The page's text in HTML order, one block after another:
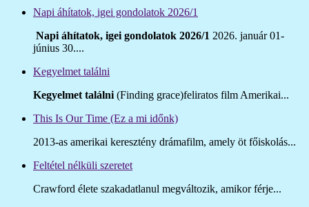
Napi áhítatok, igei gondolatok 2026/1
Napi áhítatok, igei gondolatok 2026/1 2026. január 01-
június 30....
Kegyelmet találni
Kegyelmet találni (Finding grace)feliratos film Amerikai...
This Is Our Time (Ez a mi időnk)
2013-as amerikai keresztény drámafilm, amely öt főiskolás...
Feltétel nélküli szeretet
Crawford élete szakadatlanul megváltozik, amikor férje...